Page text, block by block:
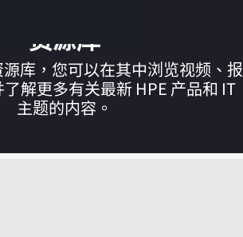
物车目前是空的
资源库
库，您可以在其中浏览视频、报
解更多有关最新 HPE 产品和 IT
主题的内容。